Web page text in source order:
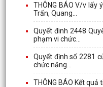
THÔNG BÁO V/v lấy
Trấn, Quang...
Quyết đinh 2448
phạm vi chức...
Quyết định số 2281
chức năng...
THÔNG BÁO Kết